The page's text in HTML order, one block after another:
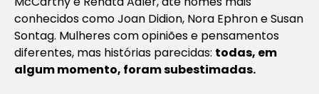
conhecidos como Joan Didion, Nora Ephron e Susan
Sontag. Mulheres com opiniões e pensamentos
diferentes, mas histórias parecidas: todas, em
algum momento, foram subestimadas.